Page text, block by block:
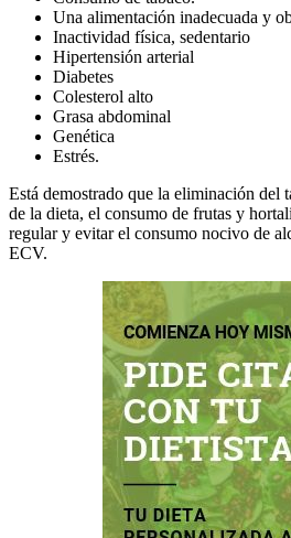
Una alimentación inadecuada y
Inactividad física, sedentario
Hipertensión arterial
Diabetes
Colesterol alto
Grasa abdominal
Genética
Estrés.
Está demostrado que la eliminación del
de la dieta, el consumo de frutas y
regular y evitar el consumo nocivo de
ECV.